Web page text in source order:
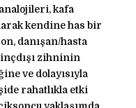
kafa
kendine has bir
danışan/hasta
zihninin
ve dolayısıyla
rahatlıkla etki